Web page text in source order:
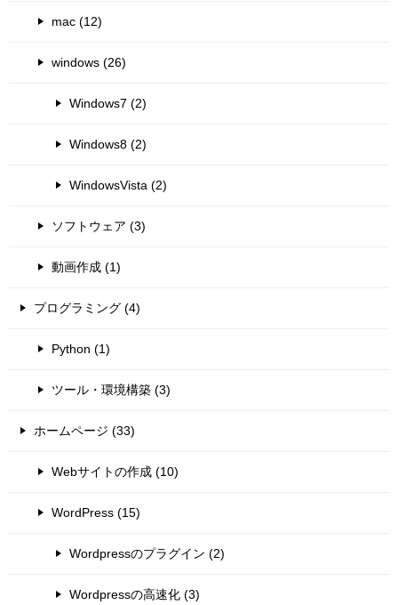
mac (12)
windows (26)
Windows7 (2)
Windows8 (2)
WindowsVista (2)
ソフトウェア (3)
動画作成 (1)
プログラミング (4)
Python (1)
ツール・環境構築 (3)
ホームページ (33)
Webサイトの作成 (10)
WordPress (15)
Wordpressのプラグイン (2)
Wordpressの高速化 (3)